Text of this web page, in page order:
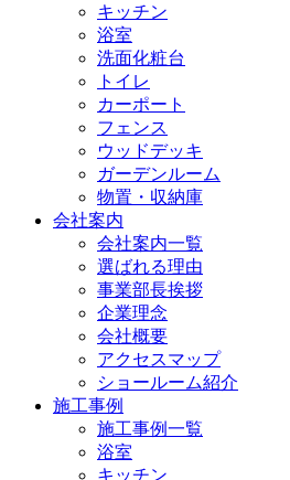
キッチン
浴室
洗面化粧台
トイレ
カーポート
フェンス
ウッドデッキ
ガーデンルーム
物置・収納庫
会社案内
会社案内一覧
選ばれる理由
事業部長挨拶
企業理念
会社概要
アクセスマップ
ショールーム紹介
施工事例
施工事例一覧
浴室
キッチン